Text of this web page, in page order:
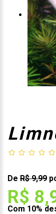
De R$ 9,99
R$
Com 10%